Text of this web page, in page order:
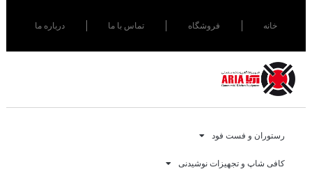
خانه فروشگاه تماس با ما درباره ما
رستوران و فست فود
کافی شاپ و تجهیزات نوشیدنی